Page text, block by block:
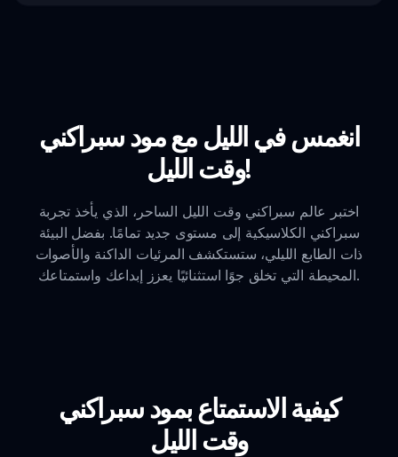
انغمس في الليل مع مود سبراكني
وقت الليل!
اختبر عالم سبراكني وقت الليل الساحر، الذي يأخذ تجربة
سبراكني الكلاسيكية إلى مستوى جديد تمامًا. بفضل البيئة
ذات الطابع الليلي، ستستكشف المرئيات الداكنة والأصوات
المحيطة التي تخلق جوًا استثنائيًا يعزز إبداعك واستمتاعك.
كيفية الاستمتاع بمود سبراكني
وقت الليل